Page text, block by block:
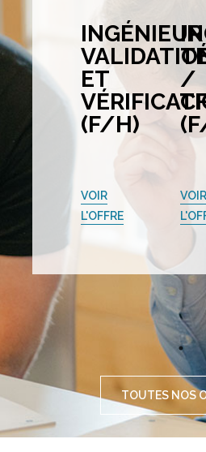
INGÉNIEUR
ET
(F/H)
VOIR
L'OFFRE
/
VOIR
TOUTES NOS